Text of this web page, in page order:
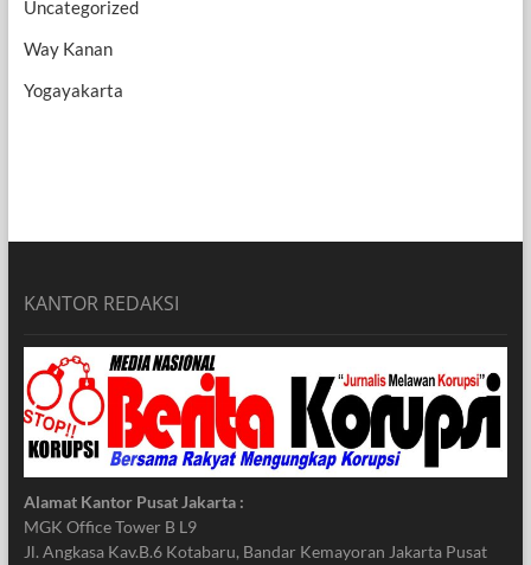
Uncategorized
Way Kanan
Yogayakarta
KANTOR REDAKSI
Alamat Kantor Pusat Jakarta :
MGK Office Tower B L9
Jl. Angkasa Kav.B.6 Kotabaru, Bandar Kemayoran Jakarta Pusat